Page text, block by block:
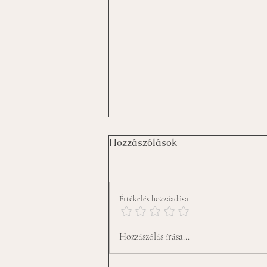
Az utolsó gomb
Hozzászólások
Értékelés hozzáadása
Hozzászólás írása...